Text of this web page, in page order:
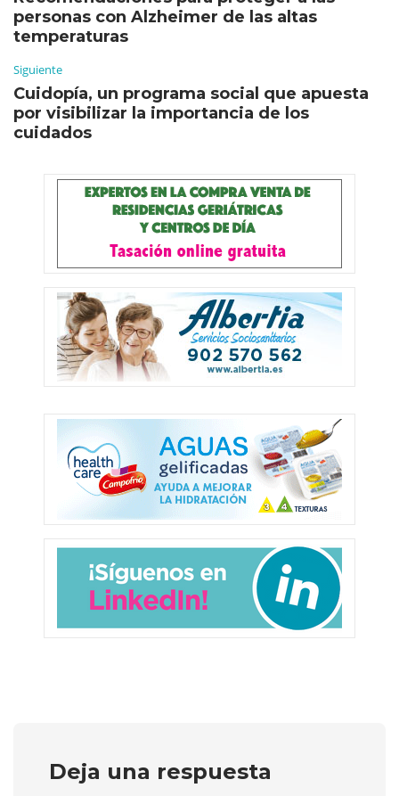
personas con Alzheimer de las altas
temperaturas
Siguiente
Cuidopía, un programa social que apuesta
por visibilizar la importancia de los
cuidados
Deja una respuesta